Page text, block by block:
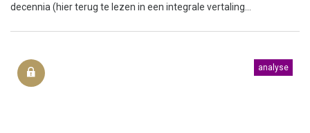
decennia (hier terug te lezen in een integrale vertaling...
analyse